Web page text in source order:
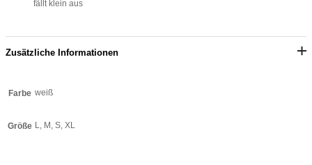
fällt klein aus
Zusätzliche Informationen
Farbe weiß
Größe L, M, S, XL